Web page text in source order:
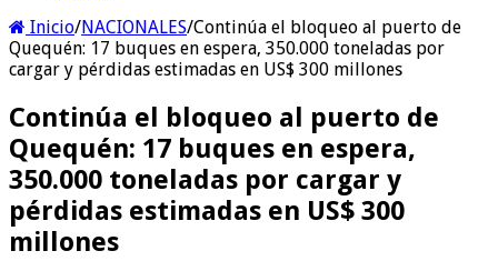
Inicio/NACIONALES/Continúa el bloqueo al puerto de
Quequén: 17 buques en espera, 350.000 toneladas por
cargar y pérdidas estimadas en US$ 300 millones
Continúa el bloqueo al puerto de
Quequén: 17 buques en espera,
350.000 toneladas por cargar y
pérdidas estimadas en US$ 300
millones